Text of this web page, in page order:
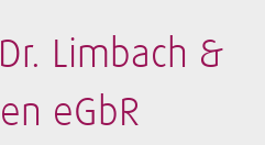
Limbach &
eGbR